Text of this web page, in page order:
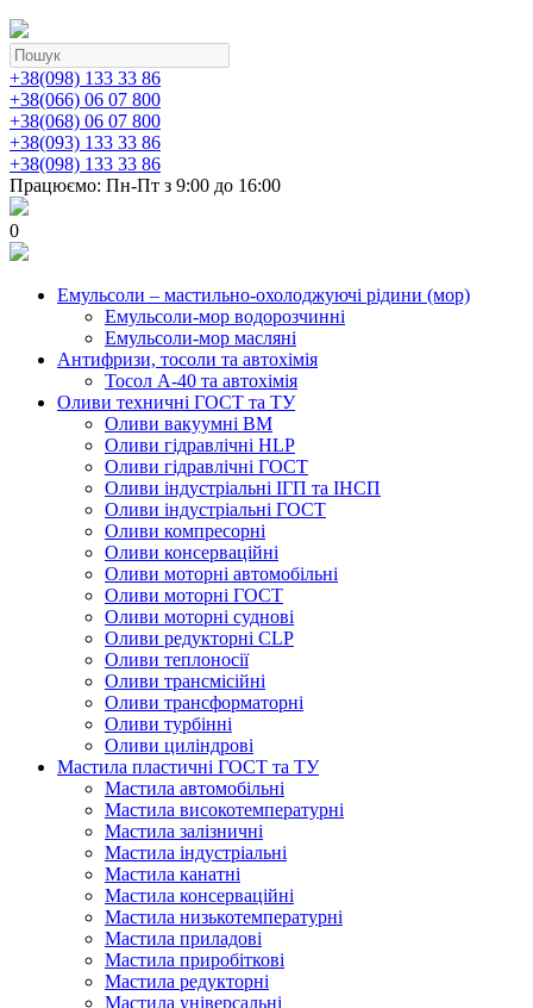
+38(098) 133 33 86
+38(066) 06 07 800
+38(068) 06 07 800
+38(093) 133 33 86
+38(098) 133 33 86
Працюємо: Пн-Пт з 9:00 до 16:00
0
Емульсоли – мастильно-охолоджуючі рідини (мор)
Емульсоли-мор водорозчинні
Емульсоли-мор масляні
Антифризи, тосоли та автохімія
Тосол А-40 та автохімія
Оливи техничні ГОСТ та ТУ
Оливи вакуумні ВМ
Оливи гідравлічні HLP
Оливи гідравлічні ГОСТ
Оливи індустріальні ІГП та ІНСП
Оливи індустріальні ГОСТ
Оливи компресорні
Оливи консерваційні
Оливи моторні автомобільні
Оливи моторні ГОСТ
Оливи моторні суднові
Оливи редукторні CLP
Оливи теплоносії
Оливи трансмісійні
Оливи трансформаторні
Оливи турбінні
Оливи циліндрові
Мастила пластичні ГОСТ та ТУ
Мастила автомобільні
Мастила високотемпературні
Мастила залізничні
Мастила індустріальні
Мастила канатні
Мастила консерваційні
Мастила низькотемпературні
Мастила приладові
Мастила приробіткові
Мастила редукторні
Мастила універсальні